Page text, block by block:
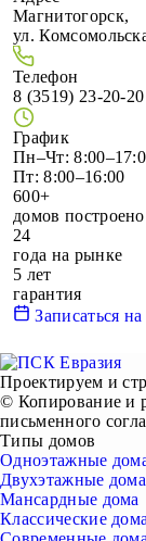
Магнитогорск,
ул.
Телефон
8 (3519) 23-20-20
График
Пн–Чт:
Пт: 8:00–16:00
600+
домов построено
24
года на рынке
5 лет
гарантия
Записаться
Проектируем и
© Копирование и
письменного
Типы домов
Одноэтажные
Двухэтажные дома
Мансардные дома
Классические дома